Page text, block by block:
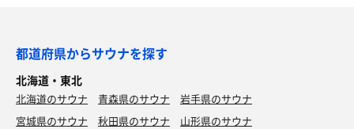
都道府県からサウナを探す
北海道・東北
北海道のサウナ 青森県のサウナ
岩手県のサウナ
宮城県のサウナ
秋田県のサウナ
山形県のサウナ